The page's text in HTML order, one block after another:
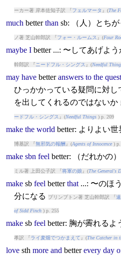
ーカー著 岸本佐知子訳 『フェルマータ 』(The
much better than sb: （人）とち
ノ著 芝山幹郎訳 『フォー・ルームス 』(Four
maybe I better...: 〜してあげよう
幹郎訳 『 ニードフル・シングス 』(Needful
may have better answers to the
ひっかかっている疑問に対し
を出してくれるのではないか
ードフル・シングス 』(Needful Things) p. 209
make the world better: よりよい世
博基訳 『無邪気の報酬 』(Agents of Innocence) p.
make sbn feel better: （だれかの
ミル著 上田公子訳 『将軍の娘 』(The General's
makesb feel better that...: 〜のほ
分になる
プリンプトン著 芝山幹郎訳 『
of Sidd Finch) p. 255
makesb feel better: 胸が霽れるよ
孝訳 『ライ麦畑でつかまえて 』(The Catcher in
lovesth more and better every day